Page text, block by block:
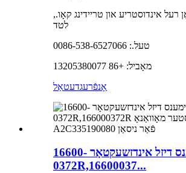
רעל אינדוסטריע און טריידינג קאָו.,
לטד
טעל.: 0086-538-6527066
מאָביל: +86 13205380077
אָנפֿרעגדעטאַל
עכט סימענס דיזל אינדזשעקטאָר 16600-
0372R,16600037...